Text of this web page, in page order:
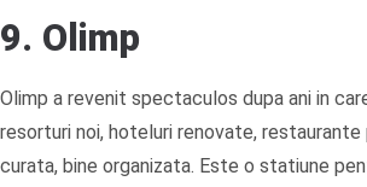
9. Olimp
Olimp a revenit spectaculos dupa ani in
resorturi noi, hoteluri renovate, restaurante
curata, bine organizata. Este o statiune